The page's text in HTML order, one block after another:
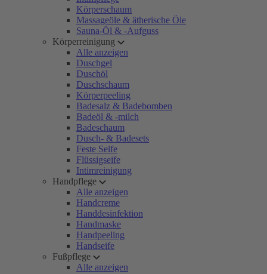
Körperschaum
Massageöle & ätherische Öle
Sauna-Öl & -Aufguss
Körperreinigung
Alle anzeigen
Duschgel
Duschöl
Duschschaum
Körperpeeling
Badesalz & Badebomben
Badeöl & -milch
Badeschaum
Dusch- & Badesets
Feste Seife
Flüssigseife
Intimreinigung
Handpflege
Alle anzeigen
Handcreme
Handdesinfektion
Handmaske
Handpeeling
Handseife
Fußpflege
Alle anzeigen